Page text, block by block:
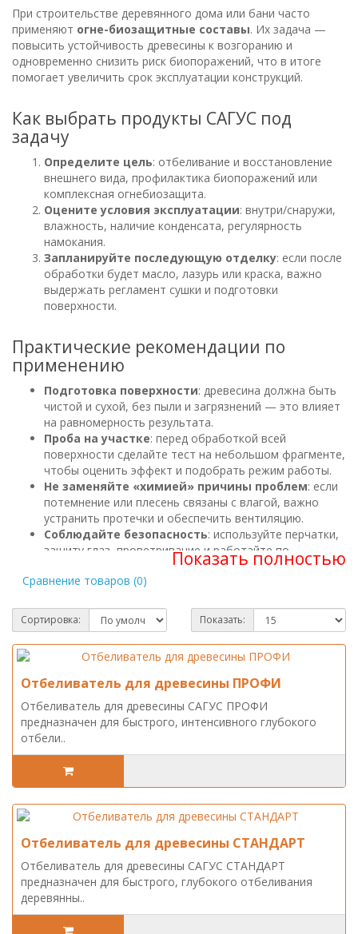
При строительстве деревянного дома или бани часто
применяют огне-биозащитные составы. Их задача —
повысить устойчивость древесины к возгоранию и
одновременно снизить риск биопоражений, что в итоге
помогает увеличить срок эксплуатации конструкций.
Как выбрать продукты САГУС под
задачу
Определите цель: отбеливание и восстановление
внешнего вида, профилактика биопоражений или
комплексная огнебиозащита.
Оцените условия эксплуатации: внутри/снаружи,
влажность, наличие конденсата, регулярность
намокания.
Запланируйте последующую отделку: если после
обработки будет масло, лазурь или краска, важно
выдержать регламент сушки и подготовки
поверхности.
Практические рекомендации по
применению
Подготовка поверхности: древесина должна быть
чистой и сухой, без пыли и загрязнений — это влияет
на равномерность результата.
Проба на участке: перед обработкой всей
поверхности сделайте тест на небольшом фрагменте,
чтобы оценить эффект и подобрать режим работы.
Не заменяйте «химией» причины проблем: если
потемнение или плесень связаны с влагой, важно
устранить протечки и обеспечить вентиляцию.
Соблюдайте безопасность: используйте перчатки,
защиту глаз, проветривание и работайте по
инструкции конкретного состава.
Сравнение товаров (0)
Сортировка: Показать:
Отбеливатель для древесины ПРОФИ
Отбеливатель для древесины САГУС ПРОФИ
предназначен для быстрого, интенсивного глубокого
отбели..
Отбеливатель для древесины СТАНДАРТ
Отбеливатель для древесины САГУС СТАНДАРТ
предназначен для быстрого, глубокого отбеливания
деревянны..